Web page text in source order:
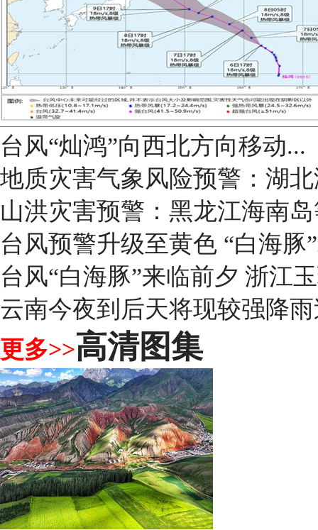
台风“灿鸿”向西北方向移动...
地质灾害气象风险预警：湖
山洪灾害预警：黑龙江海南
台风预警升级至黄色 “白海
台风“白海豚”来临前夕 浙江
云南今夜到后天将现较强降
更多>>高清图集